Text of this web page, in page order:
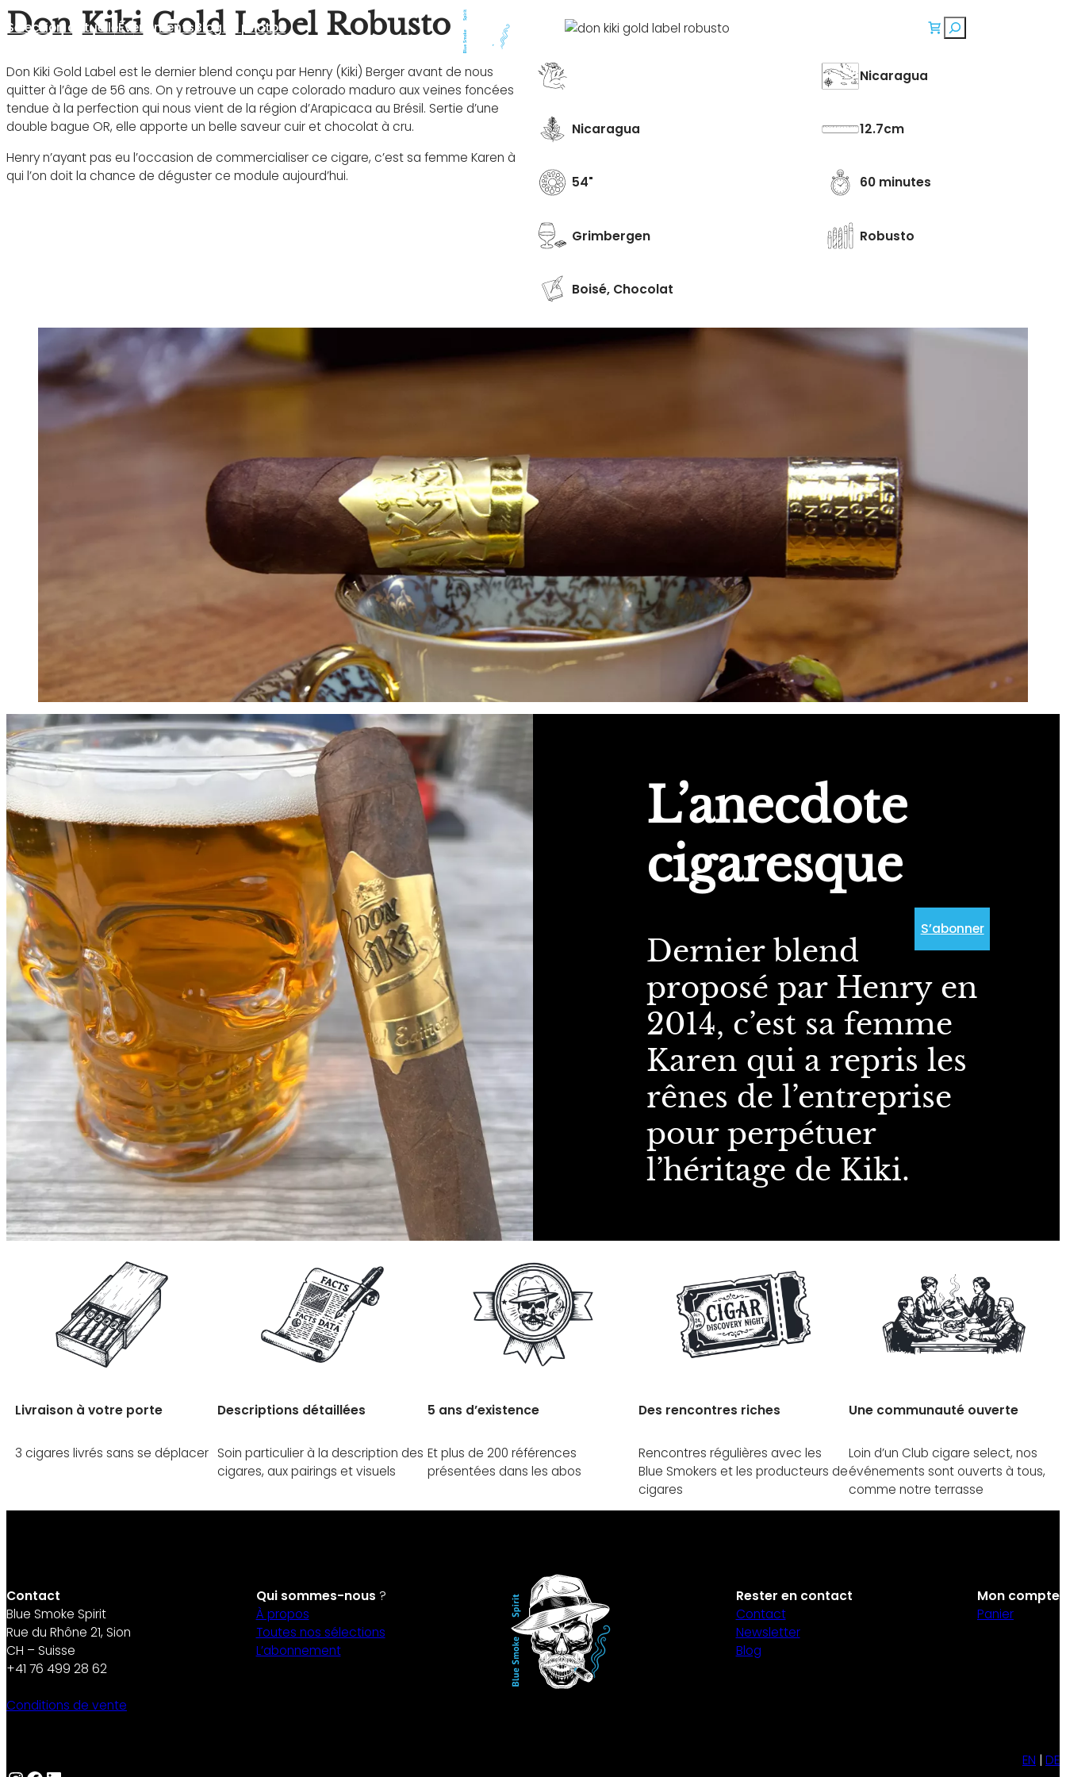
Sélection actuelleÉvénementsBlog et photos Rechercher
S’abonner
Don Kiki Gold Label Robusto
Don Kiki Gold Label est le dernier blend conçu par Henry (Kiki) Berger avant de nous
quitter à l’âge de 56 ans. On y retrouve un cape colorado maduro aux veines foncées
tendue à la perfection qui nous vient de la région d’Arapicaca au Brésil. Sertie d’une
double bague OR, elle apporte un belle saveur cuir et chocolat à cru.
Henry n’ayant pas eu l’occasion de commercialiser ce cigare, c’est sa femme Karen à
qui l’on doit la chance de déguster ce module aujourd’hui.
Nicaragua
Nicaragua 12.7
54 60 minutes
Grimbergen Robusto
Boisé, Chocolat
L’anecdote
cigaresque
Dernier blend
proposé par Henry en
2014, c’est sa femme
Karen qui a repris les
rênes de l’entreprise
pour perpétuer
l’héritage de Kiki.
Livraison à votre porte
3 cigares livrés sans se déplacer
Descriptions détaillées
Soin particulier à la description des
cigares, aux pairings et visuels
5 ans d’existence
Et plus de 200 références
présentées dans les abos
Des rencontres riches
Rencontres régulières avec les
Blue Smokers et les producteurs de
cigares
Une communauté ouverte
Loin d’un Club cigare select, nos
événements sont ouverts à tous,
comme notre terrasse
Contact
Blue Smoke Spirit
Rue du Rhône 21, Sion
CH – Suisse
+41 76 499 28 62
Conditions de vente
Qui sommes-nous ?
À propos
Toutes nos sélections
L’abonnement
Rester en contact
Contact
Newsletter
Blog
Mon compte
Panier
EN DE